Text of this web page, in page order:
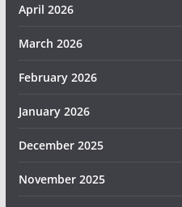
April 2026
March 2026
February 2026
January 2026
December 2025
November 2025